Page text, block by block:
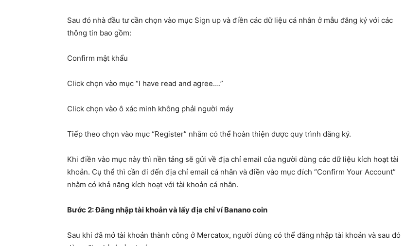
Sau đó nhà đầu tư cần chọn vào mục Sign up và điền các dữ liệu cá nhân ở mẫu đăng ký với các
thông tin bao gồm:
Confirm mật khẩu
Click chọn vào mục “I have read and agree….”
Click chọn vào ô xác minh không phải người máy
Tiếp theo chọn vào mục “Register” nhằm có thể hoàn thiện được quy trình đăng ký.
Khi điền vào mục này thì nền tảng sẽ gửi về địa chỉ email của người dùng các dữ liệu kích hoạt tài
khoản. Cụ thể thì cần đi đến địa chỉ email cá nhân và điền vào mục đích “Confirm Your Account”
nhằm có khả năng kích hoạt với tài khoản cá nhân.
Bước 2: Đăng nhập tài khoản và lấy địa chỉ ví Banano coin
Sau khi đã mở tài khoản thành công ở Mercatox, người dùng có thể đăng nhập tài khoản và sau đó